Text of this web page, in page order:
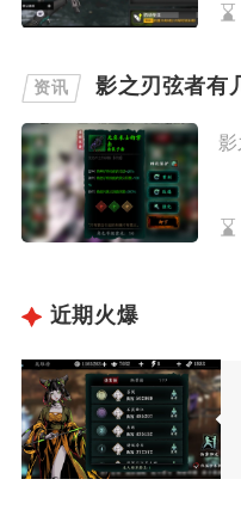
资讯 影之刃弦者有
近期火爆